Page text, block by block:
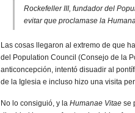
Rockefeller III, fundador del
evitar que proclamase la
Las cosas llegaron al extremo de que
del Population Council (Consejo de la
anticoncepción, intentó disuadir al
de la Iglesia e incluso hizo una visita
No lo consiguió, y la Humanae Vitae se